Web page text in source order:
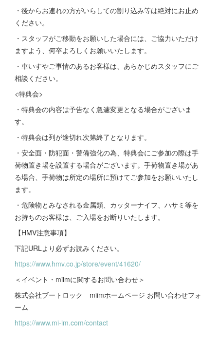
・後からお連れの方がいらしての割り込み等は絶対にお止め
ください。
・スタッフがご移動をお願いした場合には、ご協力いただけ
ますよう、何卒よろしくお願いいたします。
・車いすやご事情のあるお客様は、あらかじめスタッフにご
相談ください。
<特典会>
・特典会の内容は予告なく急遽変更となる場合がございま
す。
・特典会は列が途切れ次第終了となります。
・安全面・防犯面・警備強化の為、特典会にご参加の際は手
荷物置き場を設置する場合がございます。手荷物置き場があ
る場合、手荷物は所定の場所に預けてご参加をお願いいたし
ます。
・危険物とみなされる金属類、カッターナイフ、ハサミ等を
お持ちのお客様は、ご入場をお断りいたします。
【HMV注意事項】
下記URLより必ずお読みください。
https://www.hmv.co.jp/store/event/41620/
＜イベント・miimに関するお問い合わせ＞
株式会社ブートロック miimホームページ お問い合わせフォ
ーム
https://www.mi-im.com/contact